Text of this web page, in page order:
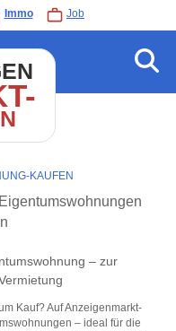
Immo Job
KAUFEN
– zur
Kauf? Auf Anzeigenmarkt-
– ideal für die